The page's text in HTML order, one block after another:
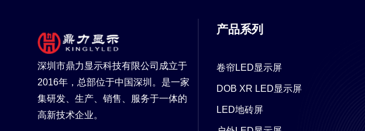
深圳市鼎力显示科技有限公司成立于
2016年，总部位于中国深圳。是一家
集研发、生产、销售、服务于一体的
高新技术企业。
产品系列
卷帘LED显示屏
DOB XR LED显示屏
LED地砖屏